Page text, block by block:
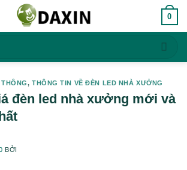
0
,THÔNG TIN VỀ ĐÈN LED NHÀ XƯỞNG
đèn led nhà xưởng mới và
BỞI